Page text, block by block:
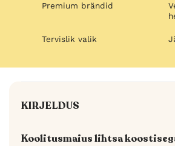
Premium brändid
Tervislik valik
KIRJELDUS
Koolitusmaius lihtsa